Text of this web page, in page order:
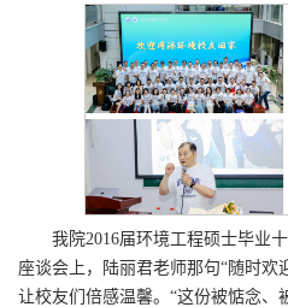
我院2016届环境工程硕士毕业
座谈会上，陆丽君老师那句“随时欢
让校友们倍感温馨。“这份被惦念、